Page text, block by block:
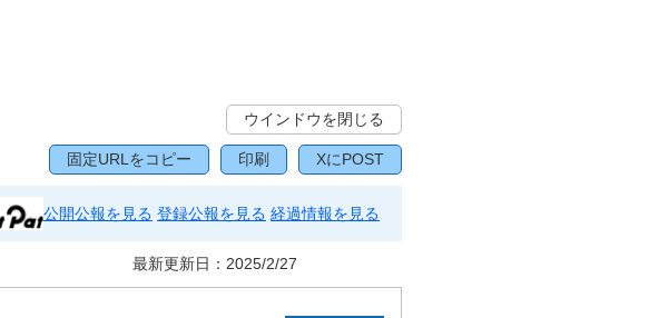
ウインドウを閉じる
固定URLをコピー 印刷 XにPOST
公開公報を見る 登録公報を見る 経過情報を見る
最新更新日： 2025/2/27